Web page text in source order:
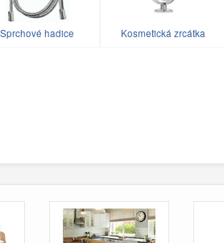
Sprchové hadice Kosmetická zrcátka